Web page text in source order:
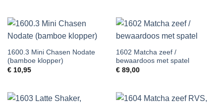
1600.3 Mini Chasen Nodate
(bamboe klopper)
€10,95
1602 Matcha zeef /
bewaardoos met spatel
€89,00